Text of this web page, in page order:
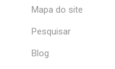
Mapa do site
Pesquisar
Blog